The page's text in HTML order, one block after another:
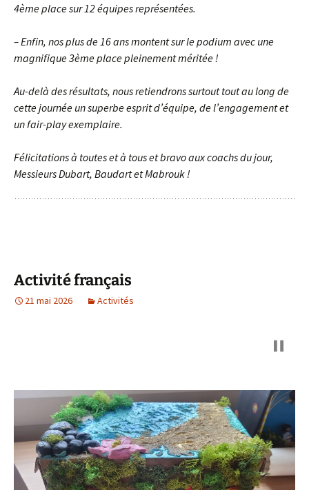
4ème place sur 12 équipes représentées.
– Enfin, nos plus de 16 ans montent sur le podium avec une
magnifique 3ème place pleinement méritée !
Au-delà des résultats, nous retiendrons surtout tout au long de
cette journée un superbe esprit d’équipe, de l’engagement et
un fair-play exemplaire.
Félicitations à toutes et à tous et bravo aux coachs du jour,
Messieurs Dubart, Baudart et Mabrouk !
Activité français
21 mai 2026 Activités